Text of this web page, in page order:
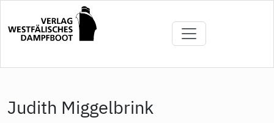
Inhalt
Judith Miggelbrink